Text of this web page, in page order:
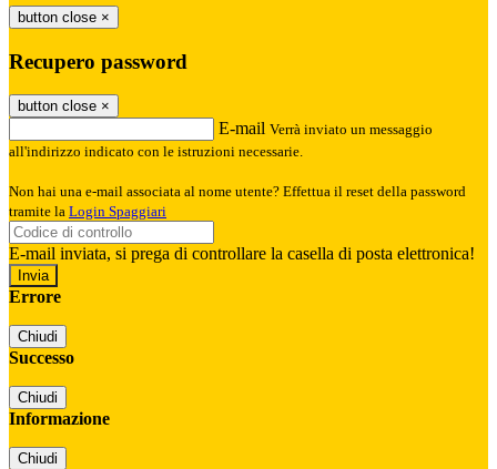
button close ×
Recupero password
button close ×
E-mail Verrà inviato un messaggio
all'indirizzo indicato con le istruzioni necessarie.
Non hai una e-mail associata al nome utente? Effettua il reset della password
tramite la Login Spaggiari
E-mail inviata, si prega di controllare la casella di posta elettronica!
Errore
Chiudi
Successo
Chiudi
Informazione
Chiudi